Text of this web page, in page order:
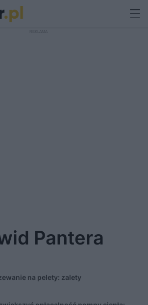
Pantera
na pelety: zalety